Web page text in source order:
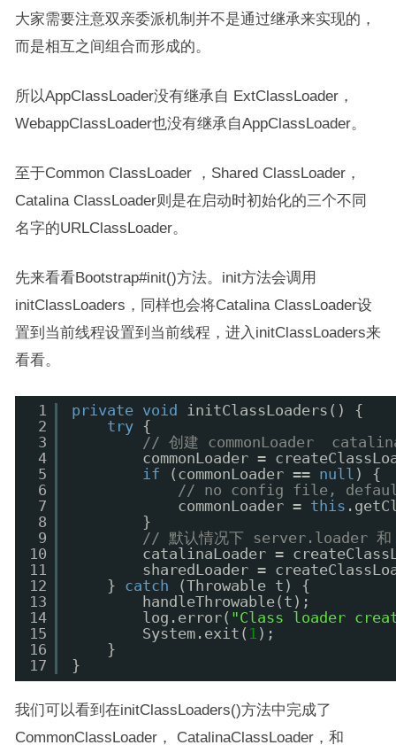
大家需要注意双亲委派机制并不是通过继承来实现的，
而是相互之间组合而形成的。
所以AppClassLoader没有继承自 ExtClassLoader，
WebappClassLoader也没有继承自AppClassLoader。
至于Common ClassLoader ，Shared ClassLoader，
Catalina ClassLoader则是在启动时初始化的三个不同
名字的URLClassLoader。
先来看看Bootstrap#init()方法。init方法会调用
initClassLoaders，同样也会将Catalina ClassLoader设
置到当前线程设置到当前线程，进入initClassLoaders来
看看。
1
2
3
4
5
6
7
8
9
10
11
12
13
14
15
16
17
private void
initClassLoaders() {
try {
// 创建 commonLoader
commonLoader =
if
(commonLoader == null ) {
// no config file,
commonLoader = this
}
// 默认情况下 server.loader 和
catalinaLoader =
sharedLoader =
} catch
(Throwable t) {
handleThrowable(t);
log.error( "Class loader
System.exit( 1 );
}
}
我们可以看到在initClassLoaders()方法中完成了
CommonClassLoader， CatalinaClassLoader，和